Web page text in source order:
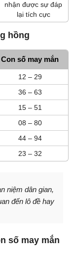
nhận được sự đáp
lại tích cực
hồng
Con số may mắn
12 – 29
36 – 63
15 – 51
08 – 80
44 – 94
23 – 32
niệm dân gian,
đến lô đề hay
số may mắn